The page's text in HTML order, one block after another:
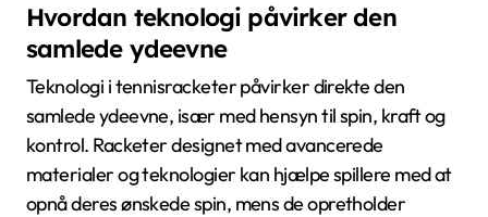
Hvordan teknologi påvirker den
samlede ydeevne
Teknologi i tennisracketer påvirker direkte den
samlede ydeevne, især med hensyn til spin, kraft og
kontrol. Racketer designet med avancerede
materialer og teknologier kan hjælpe spillere med at
opnå deres ønskede spin, mens de opretholder